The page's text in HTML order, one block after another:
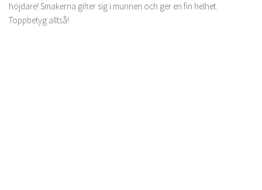
höjdare! Smakerna gifter sig i munnen och ger en fin helhet.
Toppbetyg alltså!